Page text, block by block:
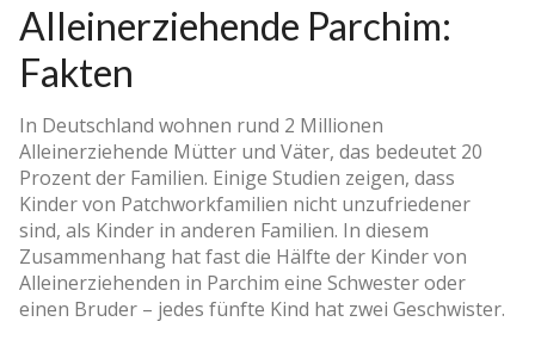
Alleinerziehende Parchim:
Fakten
In Deutschland wohnen rund 2 Millionen
Alleinerziehende Mütter und Väter, das bedeutet 20
Prozent der Familien. Einige Studien zeigen, dass
Kinder von Patchworkfamilien nicht unzufriedener
sind, als Kinder in anderen Familien. In diesem
Zusammenhang hat fast die Hälfte der Kinder von
Alleinerziehenden in Parchim eine Schwester oder
einen Bruder – jedes fünfte Kind hat zwei Geschwister.